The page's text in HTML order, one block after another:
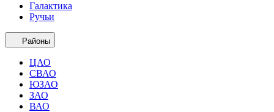
Галактика
Ручьи
Районы
ЦАО
СВАО
ЮЗАО
ЗАО
ВАО